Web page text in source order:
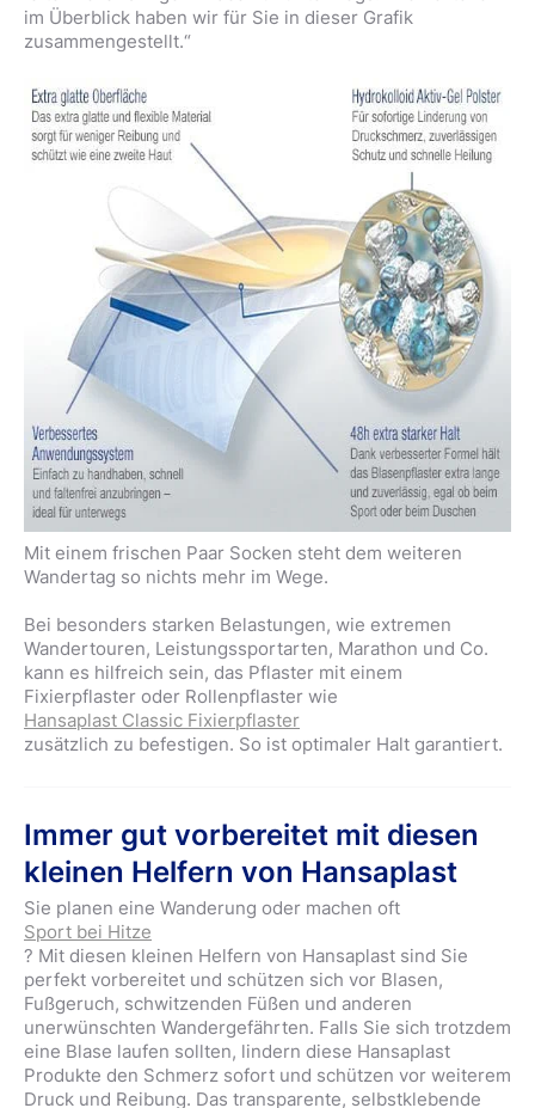
im Überblick haben wir für Sie in dieser Grafik
zusammengestellt.“
Mit einem frischen Paar Socken steht dem weiteren
Wandertag so nichts mehr im Wege.
Bei besonders starken Belastungen, wie extremen
Wandertouren, Leistungssportarten, Marathon und Co.
kann es hilfreich sein, das Pflaster mit einem
Fixierpflaster oder Rollenpflaster wie
Hansaplast Classic Fixierpflaster
zusätzlich zu befestigen. So ist optimaler Halt garantiert.
Immer gut vorbereitet mit diesen
kleinen Helfern von Hansaplast
Sie planen eine Wanderung oder machen oft
Sport bei Hitze
? Mit diesen kleinen Helfern von Hansaplast sind Sie
perfekt vorbereitet und schützen sich vor Blasen,
Fußgeruch, schwitzenden Füßen und anderen
unerwünschten Wandergefährten. Falls Sie sich trotzdem
eine Blase laufen sollten, lindern diese Hansaplast
Produkte den Schmerz sofort und schützen vor weiterem
Druck und Reibung. Das transparente, selbstklebende